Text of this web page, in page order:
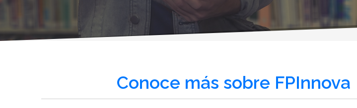
Conoce más sobre FPInnova